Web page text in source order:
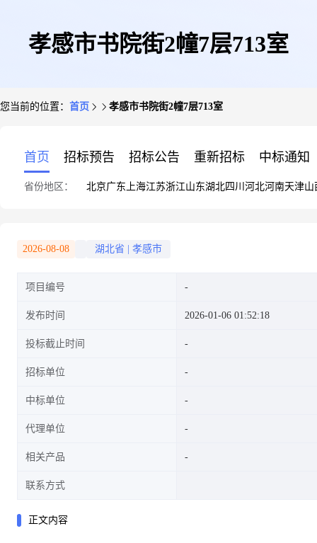
孝感市书院街2幢7层713室
您当前的位置： 首页 孝感市书院街2幢7层713室
首页 招标预告 招标公告 重新招标 中标通知
省份地区： 北京广东 上海江苏浙江山东湖北四川 河北河南天津山
2026-08-08 湖北省 孝感市
项目编号
发布时间 2026-01-06 01:52:18
投标截止时间
招标单位
中标单位
代理单位
相关产品
联系方式
正文内容